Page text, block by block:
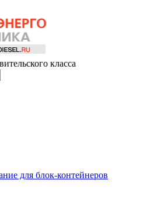
класса
для блок-контейнеров